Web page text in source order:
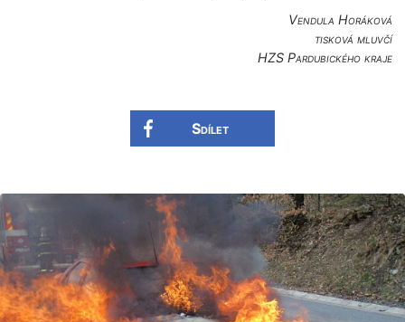
Vendula Horáková
tisková mluvčí
HZS Pardubického kraje
Sdílet